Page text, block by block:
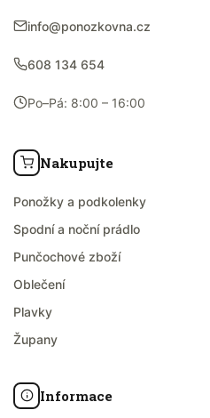
info@ponozkovna.cz
608 134 654
Po–Pá: 8:00 – 16:00
Nakupujte
Ponožky a podkolenky
Spodní a noční prádlo
Punčochové zboží
Oblečení
Plavky
Župany
Informace